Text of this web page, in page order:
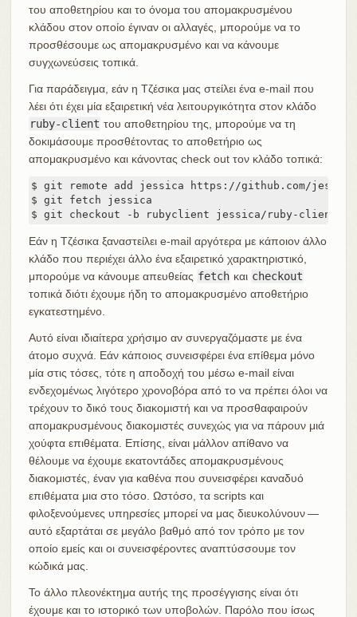
του αποθετηρίου και το όνομα του απομακρυσμένου
κλάδου στον οποίο έγιναν οι αλλαγές, μπορούμε να το
προσθέσουμε ως απομακρυσμένο και να κάνουμε
συγχωνεύσεις τοπικά.
Για παράδειγμα, εάν η Τζέσικα μας στείλει ένα e-mail που
λέει ότι έχει μία εξαιρετική νέα λειτουργικότητα στον κλάδο
ruby-client του αποθετηρίου της, μπορούμε να τη
δοκιμάσουμε προσθέτοντας το αποθετήριο ως
απομακρυσμένο και κάνοντας check out τον κλάδο τοπικά:
$ git remote add jessica https://github.com/
$ git fetch jessica
$ git checkout -b rubyclient jessica/ruby-client
Εάν η Τζέσικα ξαναστείλει e-mail αργότερα με κάποιον άλλο
κλάδο που περιέχει άλλο ένα εξαιρετικό χαρακτηριστικό,
μπορούμε να κάνουμε απευθείας fetch και checkout
τοπικά διότι έχουμε ήδη το απομακρυσμένο αποθετήριο
εγκατεστημένο.
Αυτό είναι ιδιαίτερα χρήσιμο αν συνεργαζόμαστε με ένα
άτομο συχνά. Εάν κάποιος συνεισφέρει ένα επίθεμα μόνο
μία στις τόσες, τότε η αποδοχή του μέσω e-mail είναι
ενδεχομένως λιγότερο χρονοβόρα από το να πρέπει όλοι να
τρέχουν το δικό τους διακομιστή και να προσθαφαιρούν
απομακρυσμένους διακομιστές συνεχώς για να πάρουν μιά
χούφτα επιθέματα. Επίσης, είναι μάλλον απίθανο να
θέλουμε να έχουμε εκατοντάδες απομακρυσμένους
διακομιστές, έναν για καθένα που συνεισφέρει καναδυό
επιθέματα μια στο τόσο. Ωστόσο, τα scripts και
φιλοξενούμενες υπηρεσίες μπορεί να μας διευκολύνουν —
αυτό εξαρτάται σε μεγάλο βαθμό από τον τρόπο με τον
οποίο εμείς και οι συνεισφέροντες αναπτύσσουμε τον
κώδικά μας.
Το άλλο πλεονέκτημα αυτής της προσέγγισης είναι ότι
έχουμε και το ιστορικό των υποβολών. Παρόλο που ίσως